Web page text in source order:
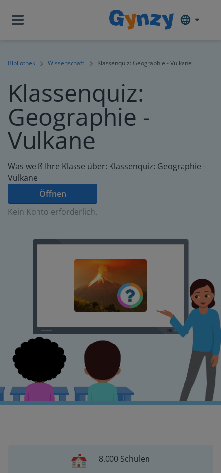
Bibliothek Wissenschaft Klassenquiz: Geographie - Vulkane
Klassenquiz:
Geographie -
Vulkane
Was weiß Ihre Klasse über: Klassenquiz: Geographie -
Vulkane
Öffnen
Kein Konto erforderlich.
8.000 Schulen